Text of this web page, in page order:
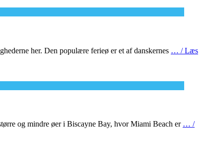
her. Den populære ferieø er et af danskernes … / Læs
og mindre øer i Biscayne Bay, hvor Miami Beach er … /